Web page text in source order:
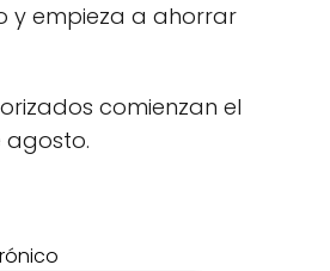
y empieza a ahorrar
comienzan el
agosto.